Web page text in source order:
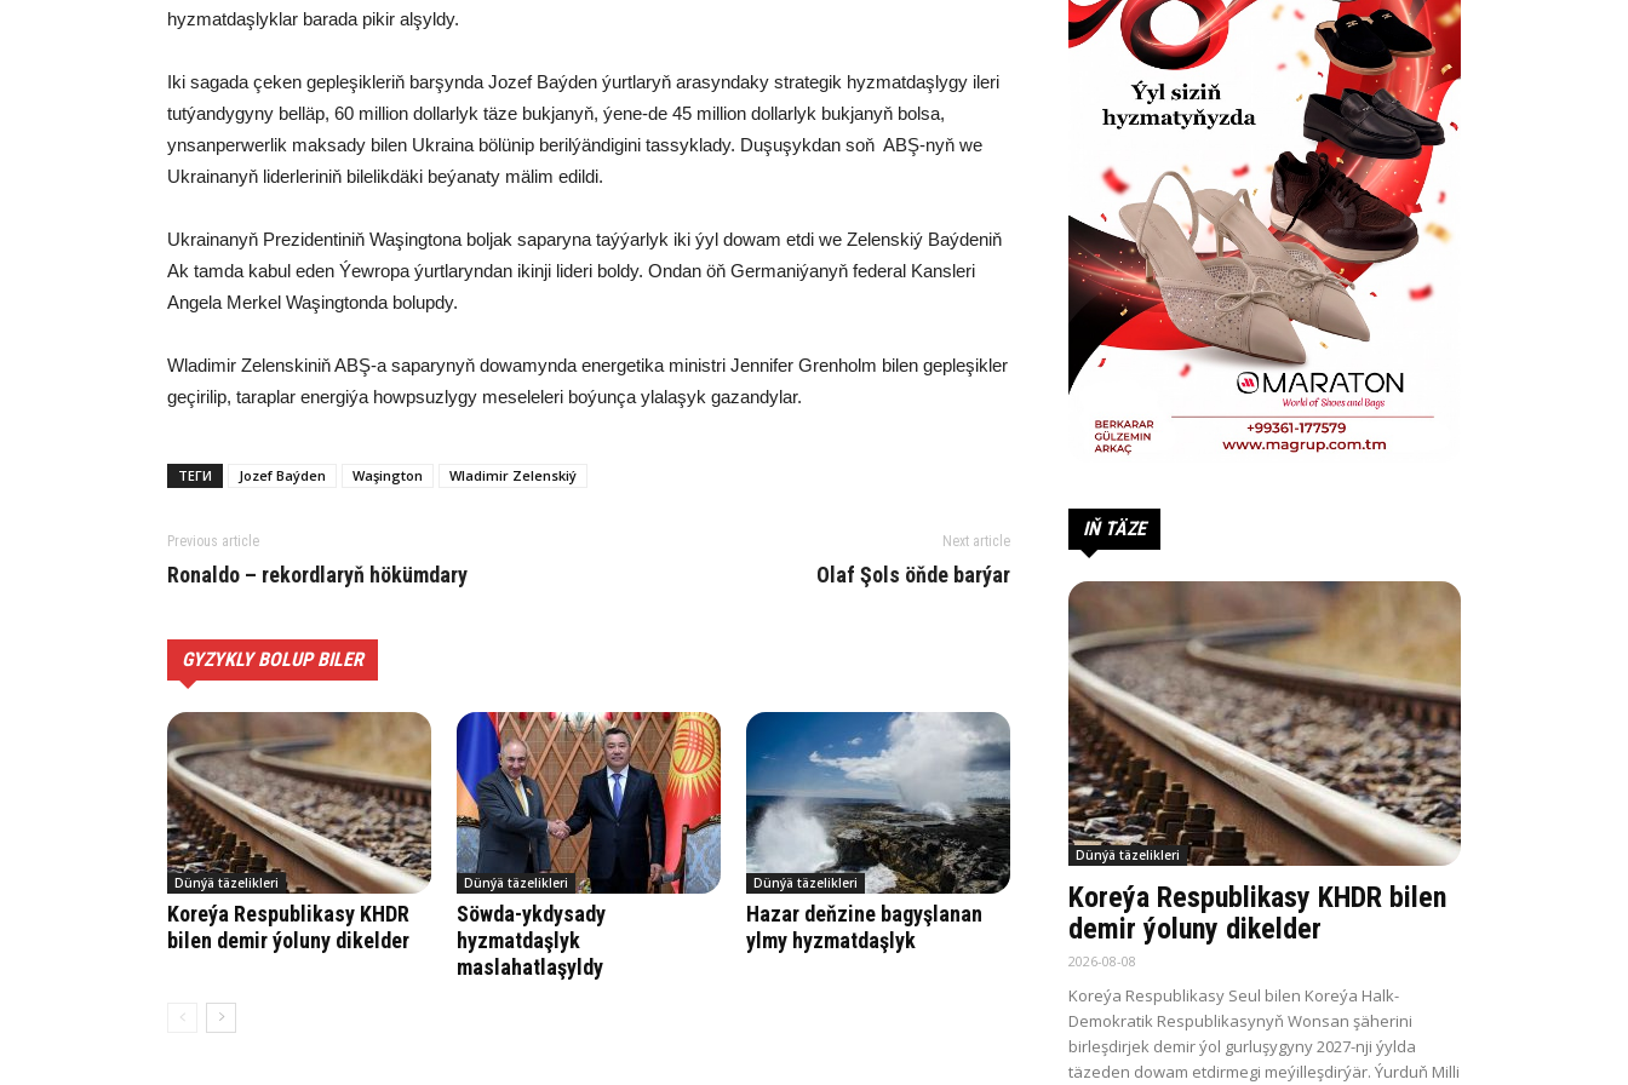
hyzmatdaşlyklar barada pikir alşyldy.
Iki sagada çeken gepleşikleriň barşynda Jozef Baýden ýurtlaryň arasyndaky strategik hyzmatdaşlygy ileri
tutýandygyny belläp, 60 million dollarlyk täze bukjanyň, ýene-de 45 million dollarlyk bukjanyň bolsa,
ynsanperwerlik maksady bilen Ukraina bölünip berilýändigini tassyklady. Duşuşykdan soň ABŞ-nyň we
Ukrainanyň liderleriniň bilelikdäki beýanaty mälim edildi.
Ukrainanyň Prezidentiniň Waşingtona boljak saparyna taýýarlyk iki ýyl dowam etdi we Zelenskiý Baýdeniň
Ak tamda kabul eden Ýewropa ýurtlaryndan ikinji lideri boldy. Ondan öň Germaniýanyň federal Kansleri
Angela Merkel Waşingtonda bolupdy.
Wladimir Zelenskiniň ABŞ-a saparynyň dowamynda energetika ministri Jennifer Grenholm bilen gepleşikler
geçirilip, taraplar energiýa howpsuzlygy meseleleri boýunça ylalaşyk gazandylar.
ТЕГИ Jozef Baýden Waşington Wladimir Zelenskiý
Previous article
Ronaldo – rekordlaryň hökümdary
Next article
Olaf Şols öň­de bar­ýar
GYZYKLY BOLUP BILER
Dünýä täzelikleri
Koreýa Respublikasy KHDR
bilen demir ýoluny dikelder
Dünýä täzelikleri
Söwda-ykdysady
hyzmatdaşlyk
maslahatlaşyldy
Dünýä täzelikleri
Hazar deňzine bagyşlanan
ylmy hyzmatdaşlyk
IŇ TÄZE
Dünýä täzelikleri
Koreýa Respublikasy KHDR bilen
demir ýoluny dikelder
2026-08-08
Koreýa Respublikasy Seul bilen Koreýa Halk-
Demokratik Respublikasynyň Wonsan şäherini
birleşdirjek demir ýol gurluşygyny 2027-nji ýylda
täzeden dowam etdirmegi meýilleşdirýär. Ýurduň Milli